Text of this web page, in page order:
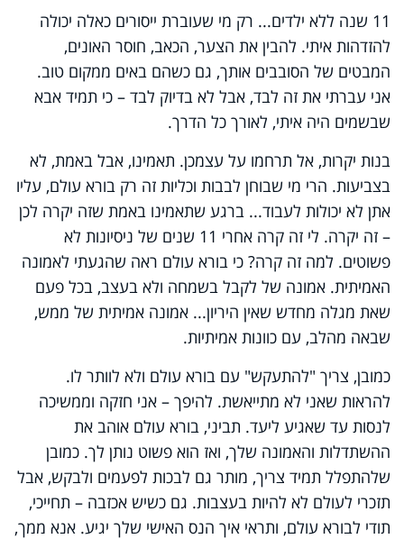
11 שנה ללא ילדים... רק מי שעוברת ייסורים כאלה יכולה
להזדהות איתי. להבין את הצער, הכאב, חוסר האונים,
המבטים של הסובבים אותך, גם כשהם באים ממקום טוב.
אני עברתי את זה לבד, אבל לא בדיוק לבד – כי תמיד אבא
שבשמים היה איתי, לאורך כל הדרך.
בנות יקרות, אל תרחמו על עצמכן. תאמינו, אבל באמת, לא
בצביעות. הרי מי שבוחן לבבות וכליות זה רק בורא עולם, עליו
אתן לא יכולות לעבוד... ברגע שתאמינו באמת שזה יקרה לכן
– זה יקרה. לי זה קרה אחרי 11 שנים של ניסיונות לא
פשוטים. למה זה קרה? כי בורא עולם ראה שהגעתי לאמונה
האמיתית. אמונה של לקבל בשמחה ולא בעצב, בכל פעם
שאת מגלה מחדש שאין היריון... אמונה אמיתית של ממש,
שבאה מהלב, עם כוונות אמיתיות.
כמובן, צריך "להתעקש" עם בורא עולם ולא לוותר לו.
להראות שאני לא מתייאשת. להיפך – אני חזקה וממשיכה
לנסות עד שאגיע ליעד. תביני, בורא עולם אוהב את
ההשתדלות והאמונה שלך, ואז הוא פשוט נותן לך. כמובן
שלהתפלל תמיד צריך, מותר גם לבכות לפעמים ולבקש, אבל
תזכרי לעולם לא להיות בעצבות. גם כשיש אכזבה – תחייכי,
תודי לבורא עולם, ותראי איך הנס האישי שלך יגיע. אנא ממך,